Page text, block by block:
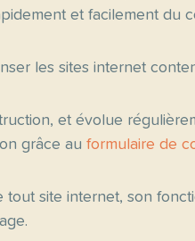
et facilement du
les sites internet
et évolue
grâce au formulaire de
tout site internet, son